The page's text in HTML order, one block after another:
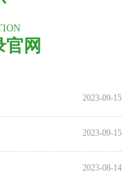
官网
2023-09-15
2023-09-15
2023-08-14